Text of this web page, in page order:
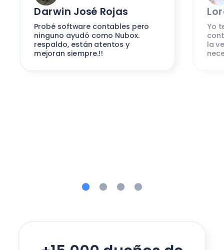
Darwin José Rojas
Probé software contables pero
ninguno ayudó como Nubox.
respaldo, están atentos y
mejoran siempre.!!
Yo
la